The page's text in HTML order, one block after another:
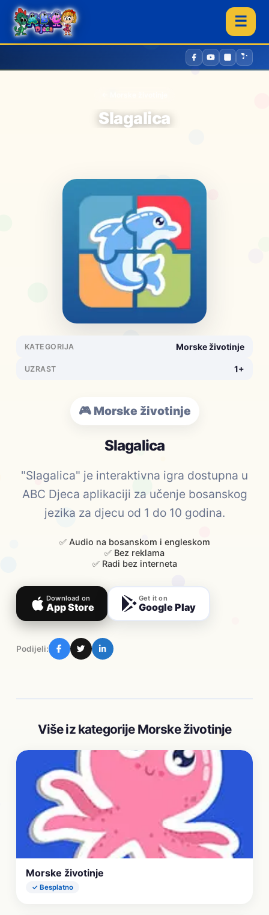
☰
Slagalica
KATEGORIJA Morske životinje
UZRAST 1+
🎮 Morske životinje
Slagalica
"Slagalica" je interaktivna igra dostupna u
ABC Djeca aplikaciji za učenje bosanskog
jezika za djecu od 1 do 10 godina.
✅ Audio na bosanskom i engleskom
✅ Bez reklama
✅ Radi bez interneta
Download on
App Store
Get it on
Google Play
Podijeli:
Više iz kategorije Morske životinje
Morske životinje
✓ Besplatno